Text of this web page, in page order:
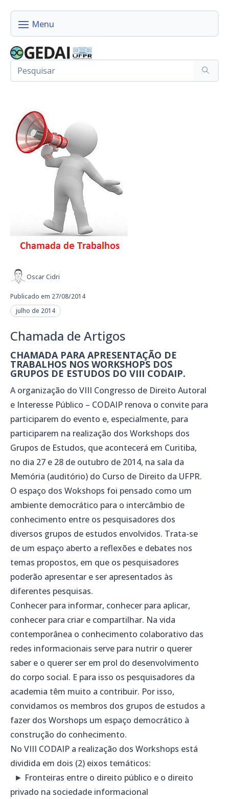
Oscar Cidri
Publicado em 27/08/2014
julho de 2014
Chamada de Artigos
CHAMADA PARA APRESENTAÇÃO DE
TRABALHOS NOS WORKSHOPS DOS
GRUPOS DE ESTUDOS DO VIII CODAIP.
A organização do VIII Congresso de Direito Autoral
e Interesse Público – CODAIP renova o convite para
participarem do evento e, especialmente, para
participarem na realização dos Workshops dos
Grupos de Estudos, que acontecerá em Curitiba,
no dia 27 e 28 de outubro de 2014, na sala da
Memória (auditório) do Curso de Direito da UFPR.
O espaço dos Wokshops foi pensado como um
ambiente democrático para o intercâmbio de
conhecimento entre os pesquisadores dos
diversos grupos de estudos envolvidos. Trata-se
de um espaço aberto a reflexões e debates nos
temas propostos, em que os pesquisadores
poderão apresentar e ser apresentados às
diferentes pesquisas.
Conhecer para informar, conhecer para aplicar,
conhecer para criar e compartilhar. Na vida
contemporânea o conhecimento colaborativo das
redes informacionais serve para nutrir o querer
saber e o querer ser em prol do desenvolvimento
do corpo social. E para isso os pesquisadores da
academia têm muito a contribuir. Por isso,
convidamos os membros dos grupos de estudos a
fazer dos Worshops um espaço democrático à
construção do conhecimento.
No VIII CODAIP a realização dos Workshops está
dividida em dois (2) eixos temáticos:
► Fronteiras entre o direito público e o direito
privado na sociedade informacional